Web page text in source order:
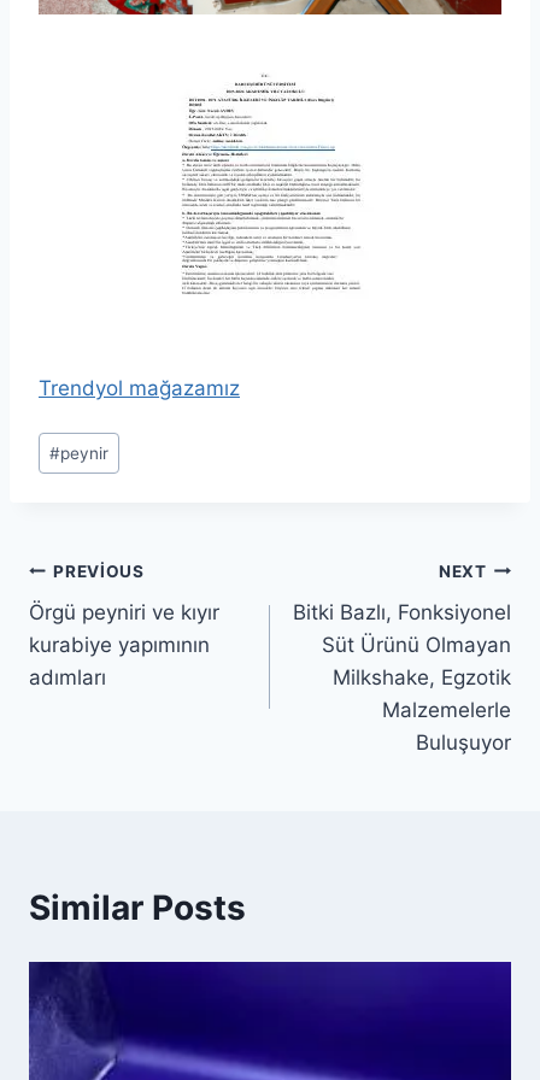
Trendyol mağazamız
Post
Tags:
#peynir
Yazı
gezinmesi
PREVIOUS
Örgü peyniri ve kıyır
kurabiye yapımının
adımları
NEXT
Bitki Bazlı, Fonksiyonel
Süt Ürünü Olmayan
Milkshake, Egzotik
Malzemelerle
Buluşuyor
Similar Posts